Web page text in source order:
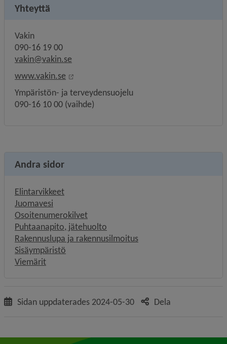
Yhteyttä
Vakin
090-16 19 00
vakin@vakin.se
www.vakin.se
Linkki toiselle sivustolle, avautuu uuteen
Ympäristön- ja terveydensuojelu
090-16 10 00 (vaihde)
Andra sidor
Elintarvikkeet
Juomavesi
Osoitenumerokilvet
Puhtaanapito, jätehuolto
Rakennuslupa ja rakennusilmoitus
Sisäympäristö
Viemärit
Sidan uppdaterades 2024-05-30 Dela